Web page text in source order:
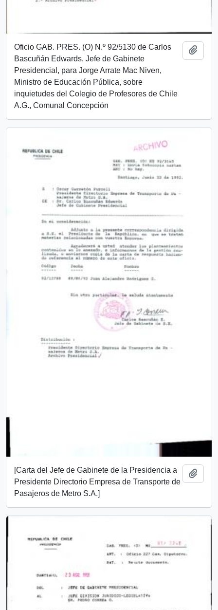
Oficio GAB. PRES. (O) N.º 92/5130 de Carlos
Bascuñán Edwards, Jefe de Gabinete
Presidencial, para Jorge Arrate Mac Niven,
Ministro de Educación Pública, sobre
inquietudes del Colegio de Profesores de Chile
A.G., Comunal Concepción
[Carta del Jefe de Gabinete de la Presidencia a
Presidente Directorio Empresa de Transporte de
Pasajeros de Metro S.A.]